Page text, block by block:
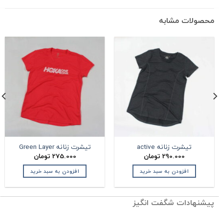
مشابه
تیشرت زنانه active
290.000تومان
افزودن به سبد خرید
تیشرت زنانه Green Layer
275.000تومان
افزودن به سبد خرید
شگفت انگیز